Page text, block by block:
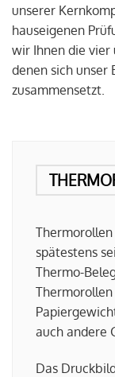
unserer
hauseigenen
wir Ihnen die vier
denen sich
zusammensetzt.
spätestens
Thermo-
auch andere
Das